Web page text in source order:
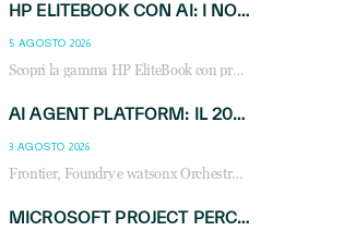
HP ELITEBOOK CON AI: I NOTEBOOK BUSINESS INTELLIGENTI CHE TRASFORMANO PRODUTTIVITÀ, SICUREZZA E LAVORO IBRIDO
5 AGOSTO 2026
Scopri la gamma HP EliteBook con processori Intel® Core™ Ultra e AMD Ryzen™ AI. Notebook business progettati per aumentare la produttività, migliorare la collaborazione e garantire sicurezza avanzata in ufficio e in mobilità.
AI AGENT PLATFORM: IL 2026 È L’ANNO DEL «SISTEMA OPERATIVO» PER GLI AGENTI AZIENDALI
3 AGOSTO 2026
Frontier, Foundry e watsonx Orchestrate: la guerra delle piattaforme AI agent ridisegna il mercato IT. Cosa cambia per reseller, MSP e system integrator.
MICROSOFT PROJECT PERCEPTION: COME GLI AGENTI AI CAMBIERANNO SOC, CYBERSECURITY E SERVIZI MSP